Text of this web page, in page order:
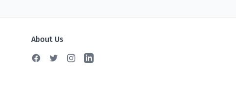
About Us
FacebookTwitterInstagramLinkedin